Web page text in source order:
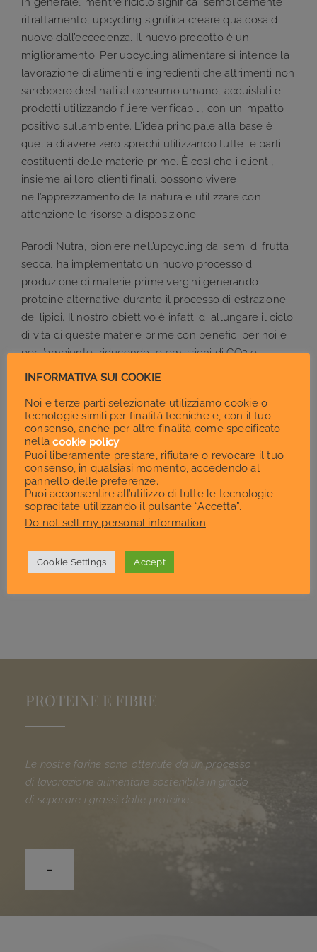
ritrattamento, upcycling significa creare qualcosa di
nuovo dall’eccedenza. Il nuovo prodotto è un
miglioramento. Per upcycling alimentare si intende la
lavorazione di alimenti e ingredienti che altrimenti non
sarebbero destinati al consumo umano, acquistati e
prodotti utilizzando filiere verificabili, con un impatto
positivo sull’ambiente. L’idea principale alla base è
quella di avere zero sprechi utilizzando tutte le parti
costituenti delle materie prime. È così che i clienti,
insieme ai loro clienti finali, possono vivere
nell’apprezzamento della natura e utilizzare con
attenzione le risorse a disposizione.
Parodi Nutra, pioniere nell’upcycling dai semi di frutta
secca, ha implementato un nuovo processo di
produzione di materie prime vergini generando
proteine ​​alternative durante il processo di estrazione
dei lipidi. Il nostro obiettivo è infatti di allungare il ciclo
di vita di queste materie prime con benefici per noi e
per l’ambiente, riducendo le emissioni di CO2 e
mitigando i cambiamenti climatici.
PROTEINE E FIBRE
Le nostre farine sono ottenute da un processo
di lavorazione alimentare sostenibile in grado
di separare i grassi dalle proteine…
–
INFORMATIVA SUI COOKIE
Noi e terze parti selezionate utilizziamo cookie o
tecnologie simili per finalità tecniche e, con il tuo
consenso, anche per altre finalità come specificato
nellacookie policy.
Puoi liberamente prestare, rifiutare o revocare il tuo
consenso, in qualsiasi momento, accedendo al
pannello delle preferenze.
Puoi acconsentire all’utilizzo di tutte le tecnologie
sopracitate utilizzando il pulsante “Accetta”.
Do not sell my personal information.
Cookie Settings Accept